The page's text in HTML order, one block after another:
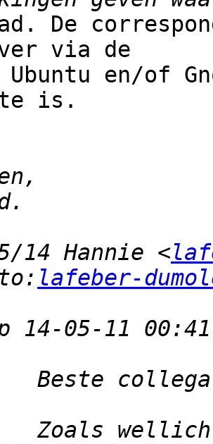
De
via de
en/of
is.
14 Hannie <
lafeber-
Zoals